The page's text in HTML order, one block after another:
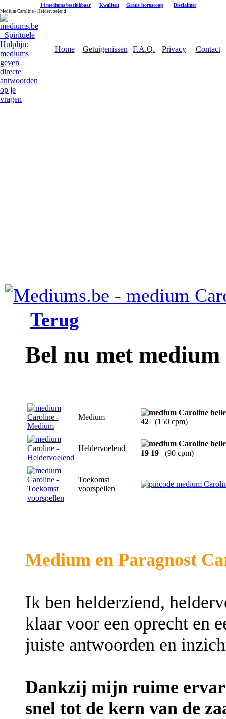
14 mediums beschikbaar Kwaliteit Gratis horoscoop Disclaimer
Medium Caroline - Heldervoelend
Home Getuigenissen F.A.Q. Privacy Contact
Terug
Bel nu met
Medium
42 (150 cpm)
Heldervoelend
19 19 (90 cpm)
Toekomst
voorspellen
Medium en Paragnost
Ik ben helderziend,
klaar voor een oprecht en
juiste antwoorden en
Dankzij mijn ruime
snel tot de kern van de